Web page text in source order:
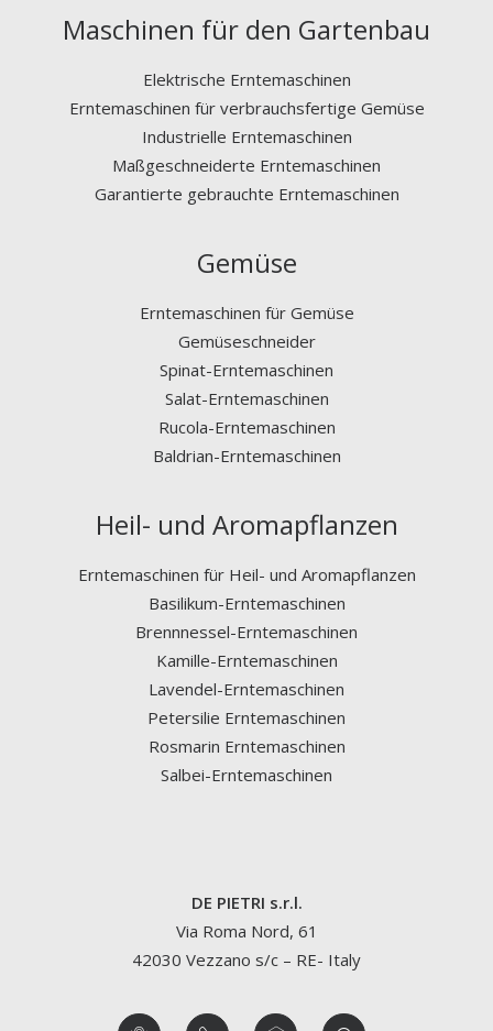
Maschinen für den Gartenbau
Elektrische Erntemaschinen
Erntemaschinen für verbrauchsfertige Gemüse
Industrielle Erntemaschinen
Maßgeschneiderte Erntemaschinen
Garantierte gebrauchte Erntemaschinen
Gemüse
Erntemaschinen für Gemüse
Gemüseschneider
Spinat-Erntemaschinen
Salat-Erntemaschinen
Rucola-Erntemaschinen
Baldrian-Erntemaschinen
Heil- und Aromapflanzen
Erntemaschinen für Heil- und Aromapflanzen
Basilikum-Erntemaschinen
Brennnessel-Erntemaschinen
Kamille-Erntemaschinen
Lavendel-Erntemaschinen
Petersilie Erntemaschinen
Rosmarin Erntemaschinen
Salbei-Erntemaschinen
DE PIETRI s.r.l.
Via Roma Nord, 61
42030 Vezzano s/c – RE- Italy